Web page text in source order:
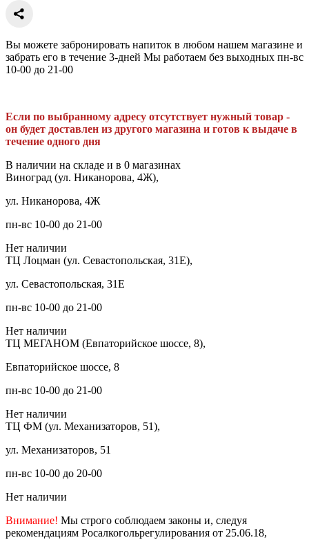
Вы можете забронировать напиток в любом нашем магазине и
забрать его в течение 3-дней Мы работаем без выходных пн-вс
10-00 до 21-00
Если по выбранному адресу отсутствует нужный товар -
он будет доставлен из другого магазина и готов к выдаче в
течение одного дня
В наличии на складе и в 0 магазинах
Виноград (ул. Никанорова, 4Ж),
ул. Никанорова, 4Ж
пн-вс 10-00 до 21-00
Нет наличии
ТЦ Лоцман (ул. Севастопольская, 31Е),
ул. Севастопольская, 31Е
пн-вс 10-00 до 21-00
Нет наличии
ТЦ МЕГАНОМ (Евпаторийское шоссе, 8),
Евпаторийское шоссе, 8
пн-вс 10-00 до 21-00
Нет наличии
ТЦ ФМ (ул. Механизаторов, 51),
ул. Механизаторов, 51
пн-вс 10-00 до 20-00
Нет наличии
Внимание! Мы строго соблюдаем законы и, следуя
рекомендациям Росалкогольрегулирования от 25.06.18,